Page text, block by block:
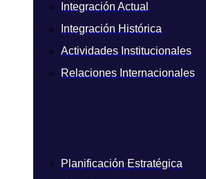
Integración Actual
Integración Histórica
Actividades Institucionales
Relaciones Internacionales
Planificación Estratégica